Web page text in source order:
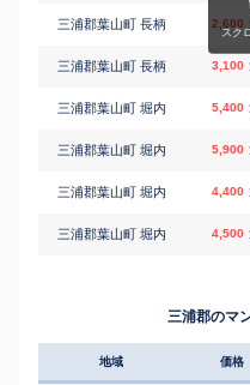
三浦郡葉山町 長柄 2,600
三浦郡葉山町 長柄 3,100
三浦郡葉山町 堀内 5,400
三浦郡葉山町 堀内 5,900
三浦郡葉山町 堀内 4,400
三浦郡葉山町 堀内 4,500
三浦郡のマ
地域 価格